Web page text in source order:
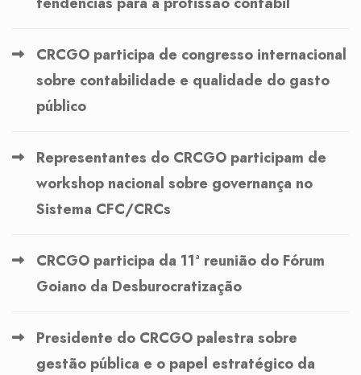
CRCGO participa de congresso internacional
sobre contabilidade e qualidade do gasto
público
Representantes do CRCGO participam de
workshop nacional sobre governança no
Sistema CFC/CRCs
CRCGO participa da 11ª reunião do Fórum
Goiano da Desburocratização
Presidente do CRCGO palestra sobre
gestão pública e o papel estratégico da